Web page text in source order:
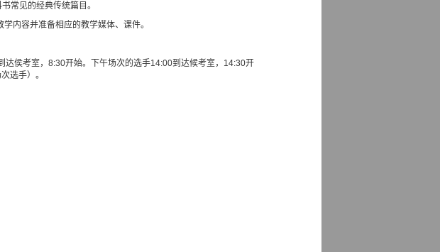
常见的经典传统篇目。
学内容并准备相应的教学媒体、课件。
达侯考室，8:30开始。下午场次的选手14:00到达候考室， 14:30开
选手）。